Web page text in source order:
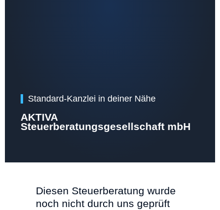
Standard-Kanzlei in deiner Nähe
AKTIVA
Steuerberatungsgesellschaft mbH
Diesen Steuerberatung wurde
noch nicht durch uns geprüft